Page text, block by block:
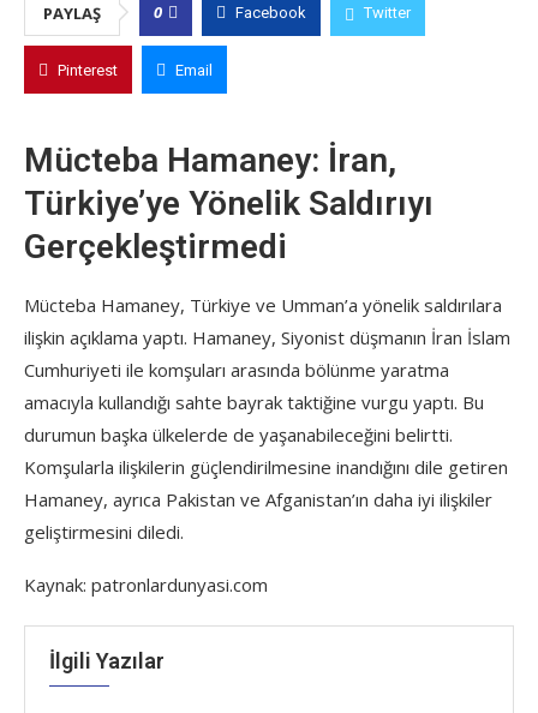
PAYLAŞ 0 Facebook Twitter
Pinterest Email
Mücteba Hamaney: İran,
Türkiye’ye Yönelik Saldırıyı
Gerçekleştirmedi
Mücteba Hamaney, Türkiye ve Umman’a yönelik saldırılara
ilişkin açıklama yaptı. Hamaney, Siyonist düşmanın İran İslam
Cumhuriyeti ile komşuları arasında bölünme yaratma
amacıyla kullandığı sahte bayrak taktiğine vurgu yaptı. Bu
durumun başka ülkelerde de yaşanabileceğini belirtti.
Komşularla ilişkilerin güçlendirilmesine inandığını dile getiren
Hamaney, ayrıca Pakistan ve Afganistan’ın daha iyi ilişkiler
geliştirmesini diledi.
Kaynak: patronlardunyasi.com
İlgili Yazılar